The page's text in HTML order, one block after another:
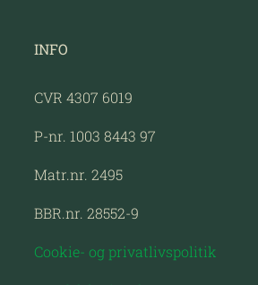
INFO
CVR 4307 6019
P-nr. 1003 8443 97
Matr.nr. 2495
BBR.nr. 28552-9
Cookie- og privatlivspolitik